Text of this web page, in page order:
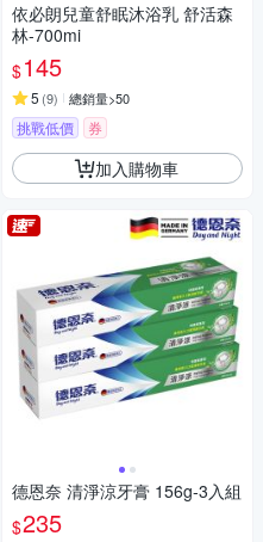
依必朗兒童舒眠沐浴乳 舒活森
林-700mi
$145
5 (9) 總銷量>50
挑戰低價 券
加入購物車
德恩奈 清淨涼牙膏 156g-3入組
$235